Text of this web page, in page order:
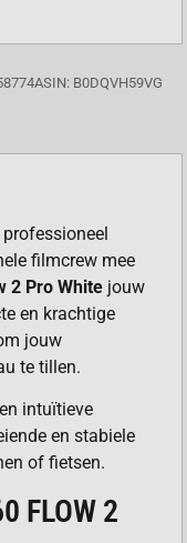
ASIN: B0DQVH59VG
filmcrew mee
2 Pro White jouw
en krachtige
jouw
te tillen.
intuïtieve
en stabiele
of fietsen.
FLOW 2